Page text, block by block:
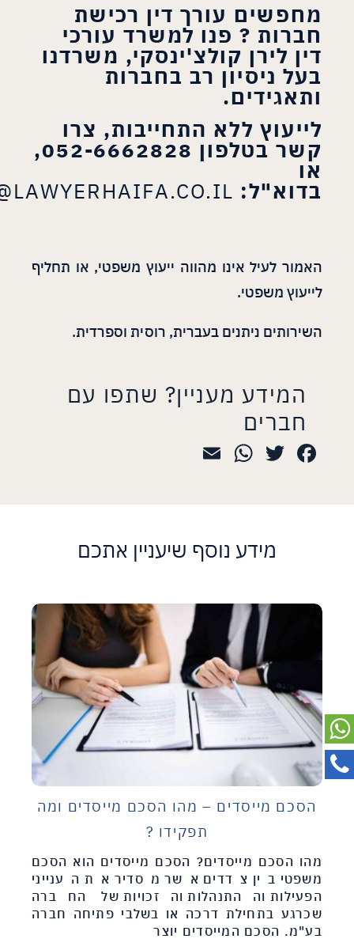
מחפשים עורך דין רכישת
חברות ? פנו למשרד עורכי
דין לירן קולצ'ינסקי, משרדנו
בעל ניסיון רב בחברות
ותאגידים.
לייעוץ ללא התחייבות, צרו
קשר בטלפון 052-6662828,
או
בדוא"ל:
האמור לעיל אינו מהווה ייעוץ משפטי, או תחליף
לייעוץ משפטי.
השירותים ניתנים בעברית, רוסית וספרדית.
המידע מעניין? שתפו עם
חברים
Facebook
Twitter
WhatsApp
מידע נוסף שיעניין אתכם
הסכם מייסדים – מהו הסכם מייסדים ומה
תפקידו ?
מהו הסכם מייסדים? הסכם מייסדים הוא הסכם
משפטי בין צדדים אשר מסדיר את הענייני
הפעילות וההתנהלות והזכויות של החברה
שכרגע בתחילת דרכה או בשלבי פתיחה חברה
בע"מ. הסכם המייסדים יוצר